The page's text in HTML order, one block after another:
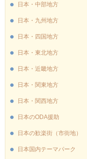
日本・中部地方
日本・九州地方
日本・四国地方
日本・東北地方
日本・近畿地方
日本・関東地方
日本・関西地方
日本のODA援助
日本の歓楽街（市街地）
日本国内テーマパーク